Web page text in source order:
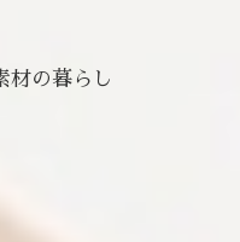
材の暮らし